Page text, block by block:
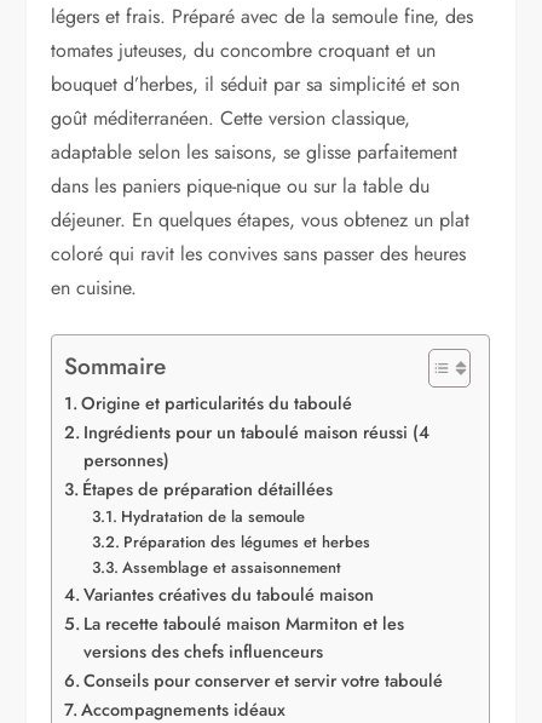
légers et frais. Préparé avec de la semoule fine, des
tomates juteuses, du concombre croquant et un
bouquet d’herbes, il séduit par sa simplicité et son
goût méditerranéen. Cette version classique,
adaptable selon les saisons, se glisse parfaitement
dans les paniers pique-nique ou sur la table du
déjeuner. En quelques étapes, vous obtenez un plat
coloré qui ravit les convives sans passer des heures
en cuisine.
Sommaire
Origine et particularités du taboulé
Ingrédients pour un taboulé maison réussi (4
personnes)
Étapes de préparation détaillées
Hydratation de la semoule
Préparation des légumes et herbes
Assemblage et assaisonnement
Variantes créatives du taboulé maison
La recette taboulé maison Marmiton et les
versions des chefs influenceurs
Conseils pour conserver et servir votre taboulé
Accompagnements idéaux